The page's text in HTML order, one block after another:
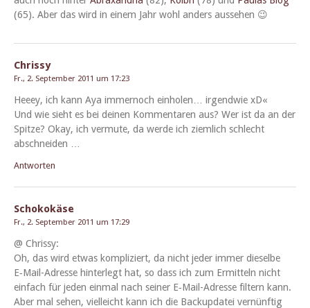
(65). Aber das wird in einem Jahr wohl anders aussehen 😉
Chrissy
Fr., 2. September 2011 um 17:23
Heeey, ich kann Aya immer­noch ein­holen… irgend­wie xD«
Und wie sieht es bei deinen Kom­mentaren aus? Wer ist da an der
Spitze? Okay, ich ver­mute, da werde ich ziem­lich schlecht
abschneiden …
Antworten
Schokokäse
Fr., 2. September 2011 um 17:29
@ Chris­sy:
Oh, das wird etwas kom­pliziert, da nicht jed­er immer dieselbe
E‑Mail-Adresse hin­ter­legt hat, so dass ich zum Ermit­teln nicht
ein­fach für jeden ein­mal nach sein­er E‑Mail-Adresse fil­tern kann.
Aber mal sehen, vielle­icht kann ich die Back­up­datei vernün­ftig